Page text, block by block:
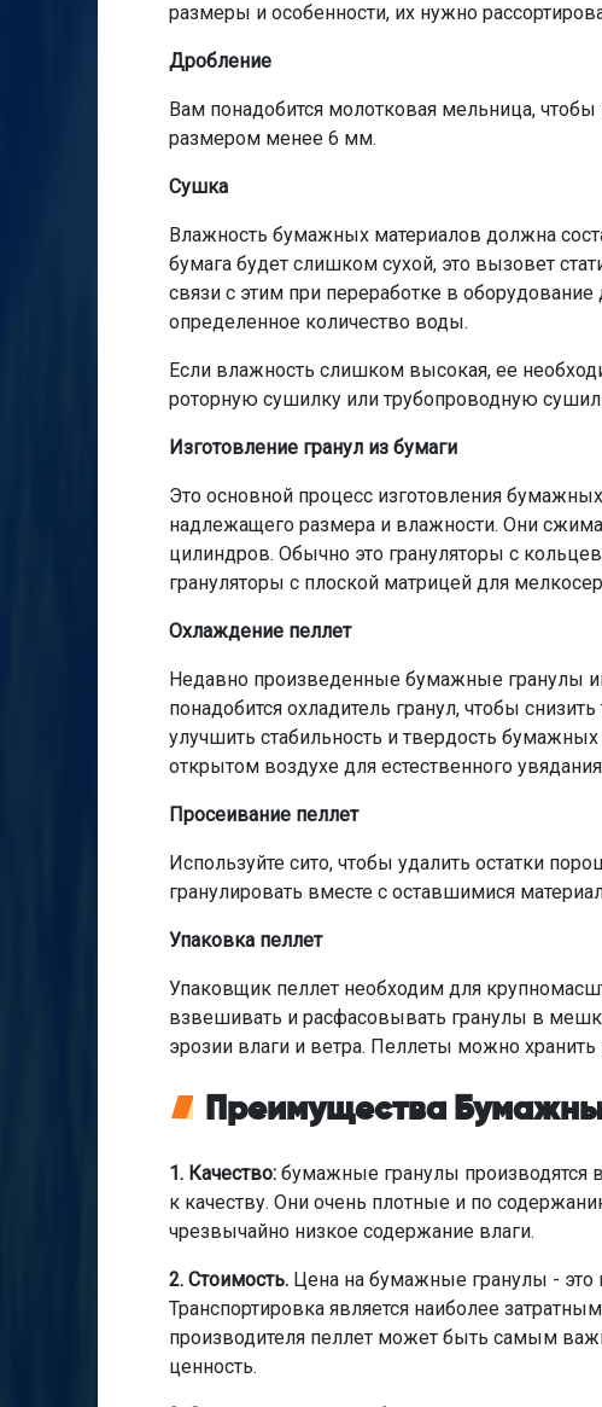
размеры и особенности, их нужно
Дробление
Вам понадобится молотковая мельница,
размером менее 6 мм.
Сушка
Влажность бумажных материалов должна
бумага будет слишком сухой, это вызовет
связи с этим при переработке в
определенное количество воды.
Если влажность слишком высокая, ее
роторную сушилку или трубопроводную
Изготовление гранул из бумаги
Это основной процесс изготовления
надлежащего размера и влажности. Они
цилиндров. Обычно это грануляторы с
грануляторы с плоской матрицей для
Охлаждение пеллет
Недавно произведенные бумажные гранулы
понадобится охладитель гранул, чтобы
улучшить стабильность и твердость
открытом воздухе для естественного
Просеивание пеллет
Используйте сито, чтобы удалить остатки
гранулировать вместе с оставшимися
Упаковка пеллет
Упаковщик пеллет необходим для
взвешивать и расфасовывать гранулы в
эрозии влаги и ветра. Пеллеты можно хранить
Преимущества
1. Качество:бумажные гранулы производятся
к качеству. Они очень плотные и по
чрезвычайно низкое содержание влаги.
2. Стоимость. Цена на бумажные гранулы - это
Транспортировка является наиболее
производителя пеллет может быть самым
ценность.